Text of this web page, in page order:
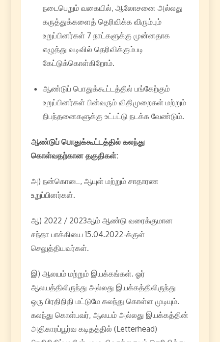
நடைபெறும் வகையில், ஆலோசனை அல்லது
கருத்துக்களைத் தெரிவிக்க விரும்பும்
உறுப்பினர்கள் 7 நாட்களுக்கு முன்னதாக
எழுத்து வடிவில் தெரிவிக்கும்படி
கேட்டுக்கொள்கிறோம்.
ஆண்டுப் பொதுக்கூட்டத்தில் பங்கேற்கும்
உறுப்பினர்கள் பின்வரும் விதிமுறைகள் மற்றும்
நிபந்தனைகளுக்கு உட்பட்டு நடக்க வேண்டும்.
ஆண்டுப் பொதுக்கூட்டத்தில் கலந்து
கொள்வதற்கான தகுதிகள்:
அ) நன்கொடை, ஆயுள் மற்றும் சாதாரண
உறுப்பினர்கள்.
ஆ) 2022 / 2023ஆம் ஆண்டு வரைக்குமான
சந்தா பாக்கியை 15.04.2022-க்குள்
செலுத்தியவர்கள்.
இ) ஆலயம் மற்றும் இயக்கங்கள். ஓர்
ஆலயத்திலிருந்து அல்லது இயக்கத்திலிருந்து
ஒரு பிரதிநிதி மட்டுமே கலந்து கொள்ள முடியும்.
கலந்து கொள்பவர், ஆலயம் அல்லது இயக்கத்தின்
அதிகாரப்பூர்வ கடிதத்தில் (Letterhead)